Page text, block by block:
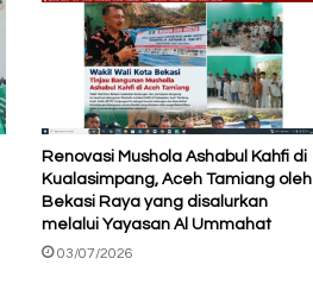
Renovasi Mushola Ashabul Kahfi di
Kualasimpang, Aceh Tamiang oleh
Bekasi Raya yang disalurkan
melalui Yayasan Al Ummahat
03/07/2026